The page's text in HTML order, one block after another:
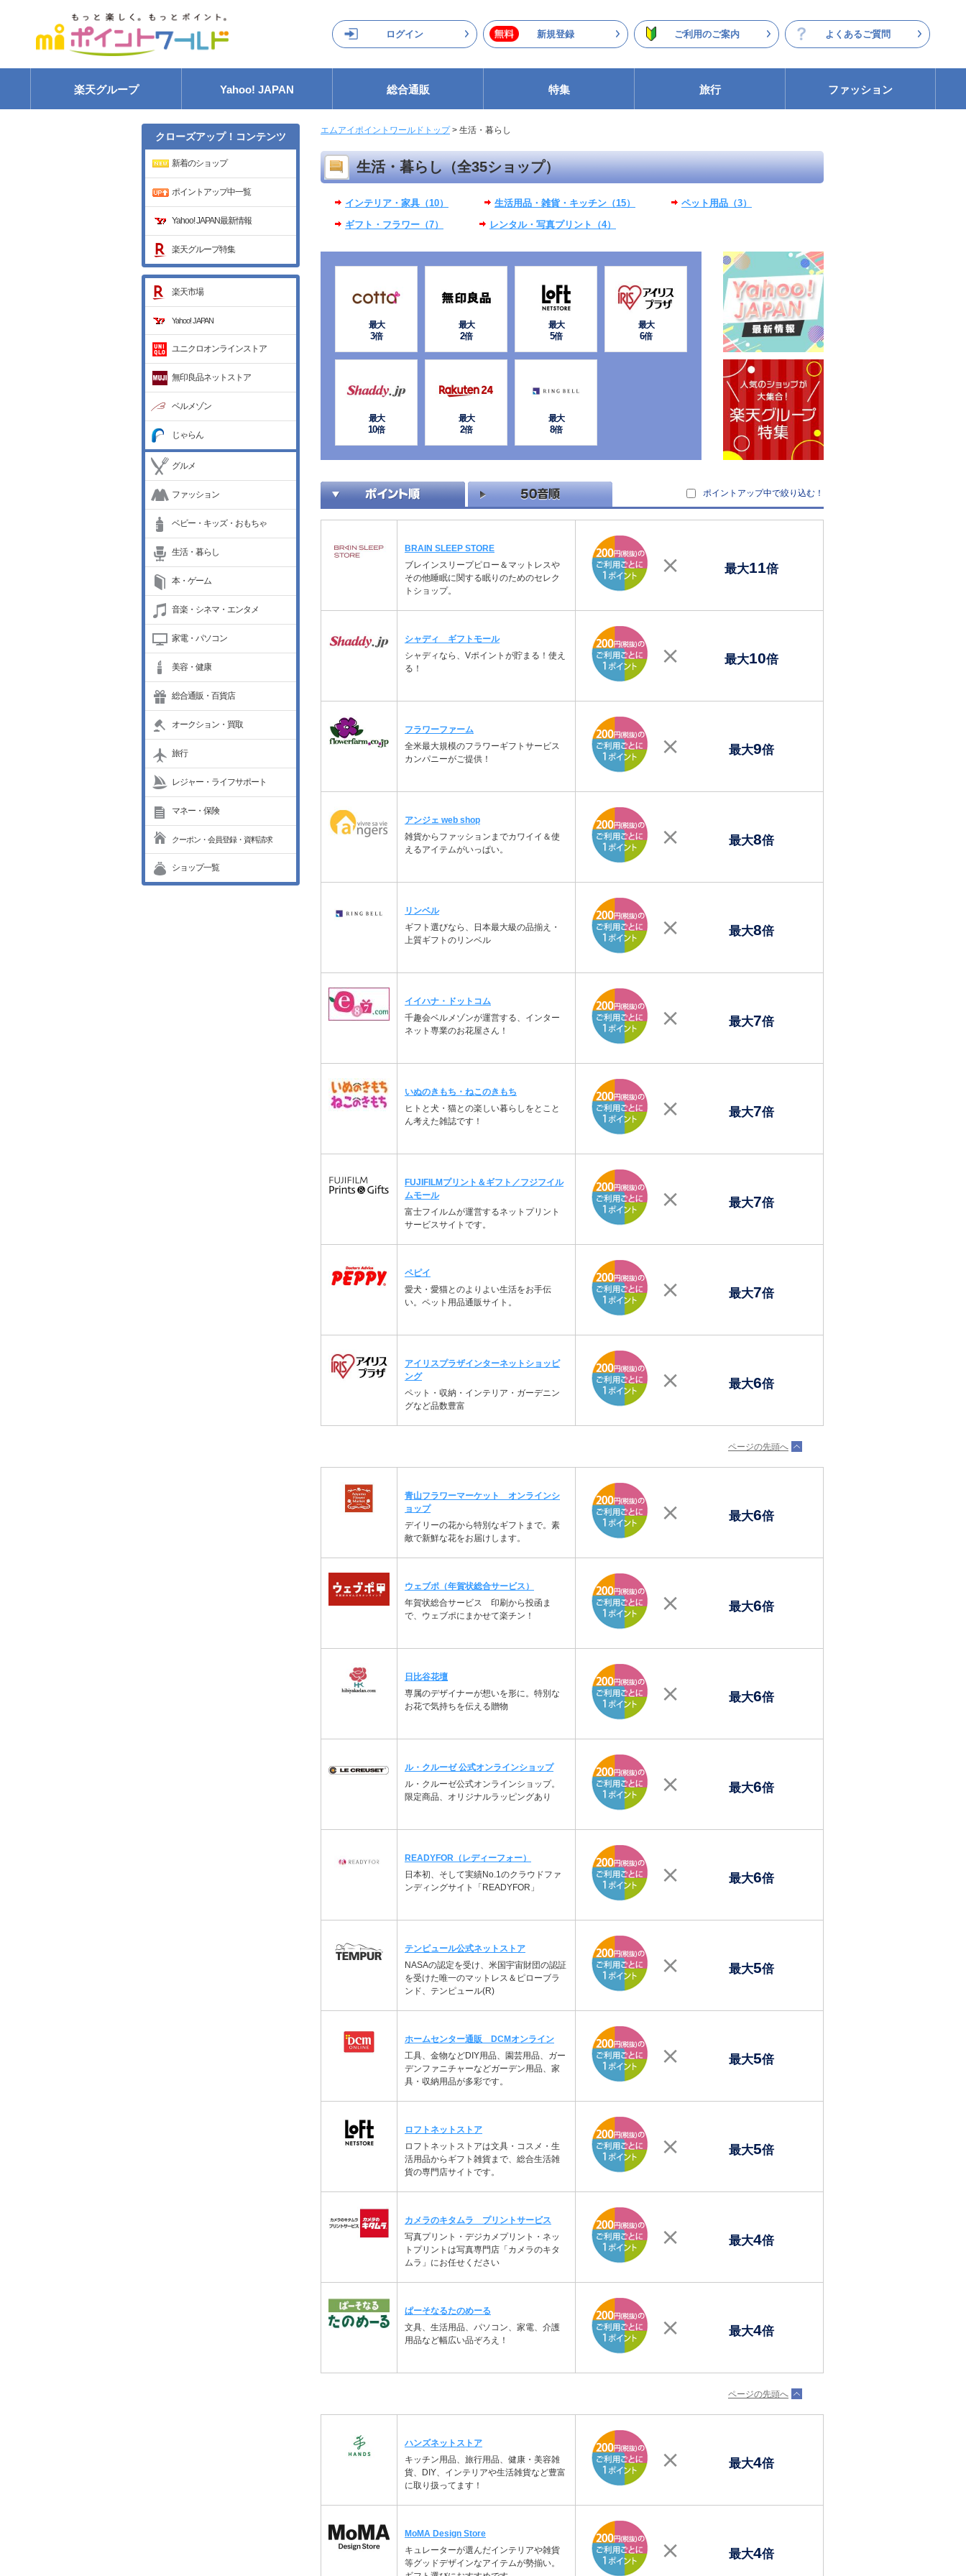
ログイン 新規登録 ご利用のご案内 よくあるご質問
楽天グループ Yahoo! JAPAN 総合通販 特集 旅行 ファッション
クローズアップ！ コンテンツ
新着のショップ
ポイントアップ中一覧
Yahoo! JAPAN最新情報
楽天グループ特集
楽天市場
Yahoo! JAPAN
ユニクロオンラインストア
無印良品ネットストア
ベルメゾン
じゃらん
グルメ
ファッション
ベビー・キッズ・おもちゃ
生活・暮らし
本・ゲーム
音楽・シネマ・エンタメ
家電・パソコン
美容・健康
総合通販・百貨店
オークション・買取
旅行
レジャー・ライフサポート
マネー・保険
クーポン・会員登録・資料請求
ショップ一覧
エムアイポイントワールドトップ> 生活・暮らし
生活・暮らし（全35ショップ）
インテリア・家具（10） 生活用品・雑貨・キッチン（15）
ペット用品（3）
ギフト・フラワー（7）
レンタル・写真プリント（4）
最大
3倍
最大
2倍
最大
5倍
最大
6倍
最大
10倍
最大
2倍
最大
8倍
ポイントアップ中で絞り込む！
BRAIN SLEEP STORE
ブレインスリープピロー＆マットレスや
その他睡眠に関する眠りのためのセレク
トショップ。
最大11倍
シャディ ギフトモール
シャディなら、Vポイントが貯まる！使え
る！
最大10倍
フラワーファーム
全米最大規模のフラワーギフトサービス
カンパニーがご提供！
最大9倍
アンジェ web shop
雑貨からファッションまでカワイイ＆使
えるアイテムがいっぱい。
最大8倍
リンベル
ギフト選びなら、日本最大級の品揃え・
上質ギフトのリンベル
最大8倍
イイハナ・ドットコム
千趣会ベルメゾンが運営する、インター
ネット専業のお花屋さん！
最大7倍
いぬのきもち・ねこのきもち
ヒトと犬・猫との楽しい暮らしをとこと
ん考えた雑誌です！
最大7倍
FUJIFILMプリント＆ギフト／フジフイル
ムモール
富士フイルムが運営するネットプリント
サービスサイトです。
最大7倍
ペピイ
愛犬・愛猫とのよりよい生活をお手伝
い。ペット用品通販サイト。
最大7倍
アイリスプラザインターネットショッピ
ング
ペット・収納・インテリア・ガーデニン
グなど品数豊富
最大6倍
ページの先頭へ
青山フラワーマーケット オンラインシ
ョップ
デイリーの花から特別なギフトまで。素
敵で新鮮な花をお届けします。
最大6倍
ウェブポ（年賀状総合サービス）
年賀状総合サービス 印刷から投函ま
で、ウェブポにまかせて楽チン！
最大6倍
日比谷花壇
専属のデザイナーが想いを形に。特別な
お花で気持ちを伝える贈物
最大6倍
ル・クルーゼ 公式オンラインショップ
ル・クルーゼ公式オンラインショップ。
限定商品、オリジナルラッピングあり
最大6倍
READYFOR（レディーフォー）
日本初、そして実績No.1のクラウドファ
ンディングサイト「READYFOR」
最大6倍
テンピュール公式ネットストア
NASAの認定を受け、米国宇宙財団の認証
を受けた唯一のマットレス＆ピローブラ
ンド、テンピュール(R)
最大5倍
ホームセンター通販 DCMオンライン
工具、金物などDIY用品、園芸用品、ガー
デンファニチャーなどガーデン用品、家
具・収納用品が多彩です。
最大5倍
ロフトネットストア
ロフトネットストアは文具・コスメ・生
活用品からギフト雑貨まで、総合生活雑
貨の専門店サイトです。
最大5倍
カメラのキタムラ プリントサービス
写真プリント・デジカメプリント・ネッ
トプリントは写真専門店「カメラのキタ
ムラ」にお任せください
最大4倍
ぱーそなるたのめーる
文具、生活用品、パソコン、家電、介護
用品など幅広い品ぞろえ！
最大4倍
ページの先頭へ
ハンズネットストア
キッチン用品、旅行用品、健康・美容雑
貨、DIY、インテリアや生活雑貨など豊富
に取り扱ってます！
最大4倍
MoMA Design Store
キュレーターが選んだインテリアや雑貨
等グッドデザインなアイテムが勢揃い。
最大4倍